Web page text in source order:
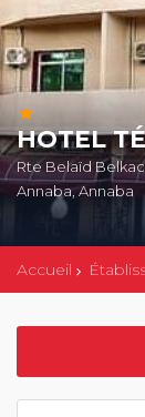
HOTEL
Rte Belaïd
Annaba, Annaba
Accueil